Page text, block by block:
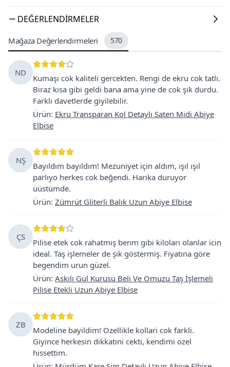
DEĞERLENDIRMELER
Mağaza Değerlendirmeleri 570
ND
Kumaşı cok kaliteli gercekten. Rengi de ekru cok tatlı.
Biraz kısa gibi geldi bana ama yine de cok şık durdu.
Farklı davetlerde giyilebilir.
Ürün: Ekru Transparan Kol Detaylı Saten Midi Abiye
Elbise
NŞ
Bayıldım bayıldım! Mezuniyet için aldım, ışıl ışıl
parlıyo herkes cok beğendi. Harika duruyor
üüstümde.
Ürün: Zümrüt Gliterli Balık Uzun Abiye Elbise
ÇS
Pilise etek cok rahatmış benm gibi kiloları olanlar icin
ideal. Taş işlemeler de şık göstermiş. Fiyatına göre
begendim urun güzel.
Ürün: Askılı Gül Kurusu Beli Ve Omuzu Taş İşlemeli
Pilise Etekli Uzun Abiye Elbise
ZB
Modeline bayildim! Ozellikle kollari cok farkli.
Giyince herkesin dikkatini cekti, kendimi ozel
hissettim.